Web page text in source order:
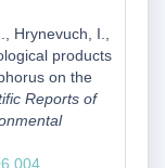
Hrynevuch, I.,
products
on the
Reports of